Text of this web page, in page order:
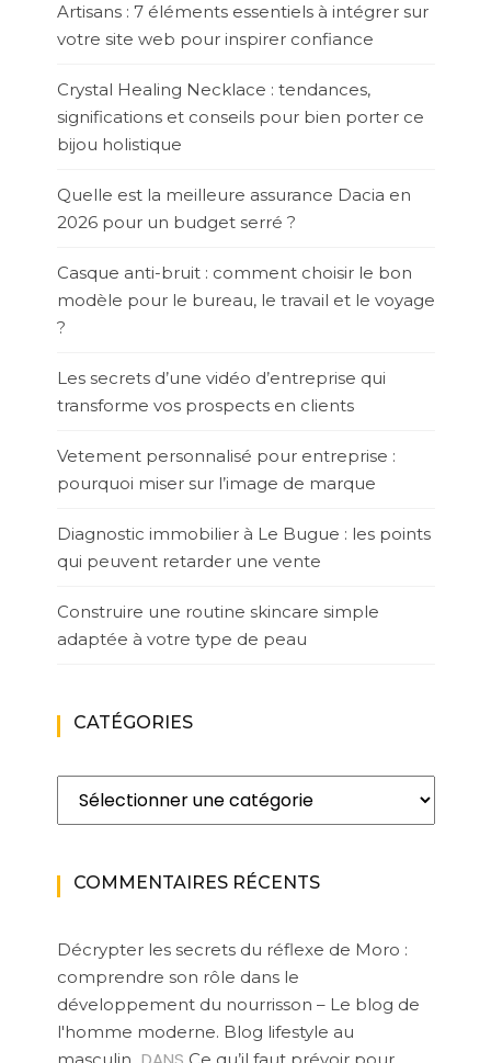
Artisans : 7 éléments essentiels à intégrer sur
votre site web pour inspirer confiance
Crystal Healing Necklace : tendances,
significations et conseils pour bien porter ce
bijou holistique
Quelle est la meilleure assurance Dacia en
2026 pour un budget serré ?
Casque anti-bruit : comment choisir le bon
modèle pour le bureau, le travail et le voyage
?
Les secrets d’une vidéo d’entreprise qui
transforme vos prospects en clients
Vetement personnalisé pour entreprise :
pourquoi miser sur l’image de marque
Diagnostic immobilier à Le Bugue : les points
qui peuvent retarder une vente
Construire une routine skincare simple
adaptée à votre type de peau
CATÉGORIES
Catégories
COMMENTAIRES RÉCENTS
Décrypter les secrets du réflexe de Moro :
comprendre son rôle dans le
développement du nourrisson – Le blog de
l'homme moderne. Blog lifestyle au